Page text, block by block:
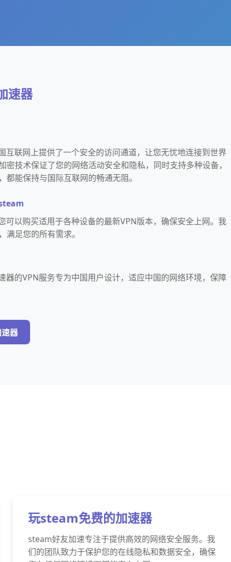
速器
互联网上提供了一个安全的访问通道，让您无忧地连接到世界
密技术保证了您的网络活动安全和隐私，同时支持多种设备，
都能保持与国际互联网的畅通无阻。
可以购买适用于各种设备的最新VPN版本，确保安全上网。我
满足您的所有需求。
器的VPN服务专为中国用户设计，适应中国的网络环境，保障
器
玩steam免费的加速器
steam好友加速专注于提供高效的网络安全服务。我
们的团队致力于保护您的在线隐私和数据安全，确保